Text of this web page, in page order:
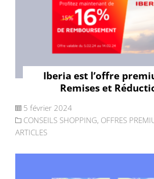
Iberia est l’offre
Remises et
5 février 2024
CONSEILS SHOPPING, OFFRES
ARTICLES